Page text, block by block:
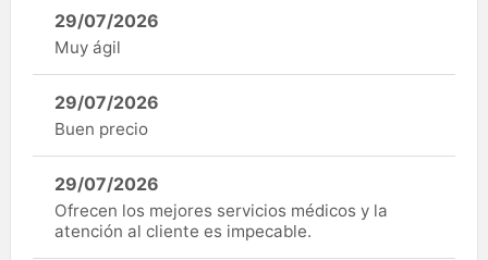
29/07/2026
Muy ágil
29/07/2026
Buen precio
29/07/2026
Ofrecen los mejores servicios médicos y la
atención al cliente es impecable.